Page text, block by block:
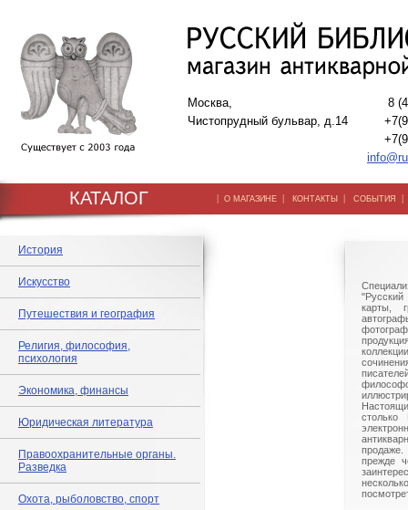
Москва,
Чистопрудный бульвар, д.14
8
КАТАЛОГ | О МАГАЗИНЕ | КОНТАКТЫ | СОБЫТИЯ
История
Искусство
Путешествия и география
Религия, философия,
психология
Экономика, финансы
Юридическая литература
Правоохранительные органы.
Разведка
Охота, рыболовство, спорт
"Русский
карты,
столько
прежде